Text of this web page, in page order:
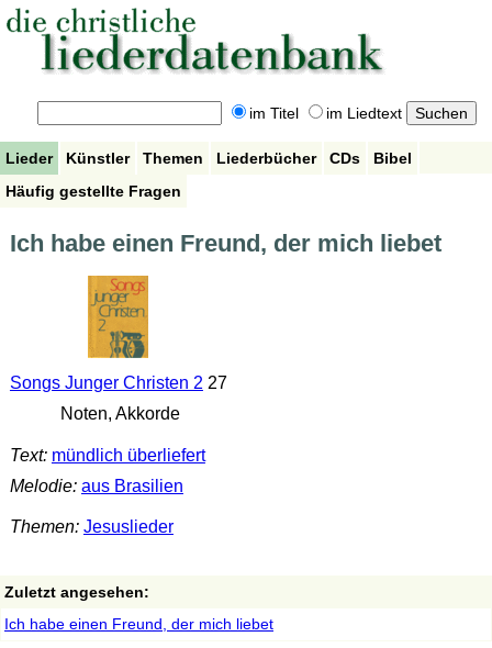
im Titel im Liedtext
Lieder Künstler Themen Liederbücher CDs
Bibel
Häufig gestellte Fragen
Ich habe einen Freund, der mich liebet
Songs Junger Christen 2 27
Noten, Akkorde
Text: mündlich überliefert
Melodie: aus Brasilien
Themen: Jesuslieder
Zuletzt angesehen:
Ich habe einen Freund, der mich liebet